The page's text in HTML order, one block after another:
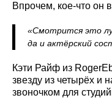
Впрочем, кое-что он
«Смотрится это
да и актёрский
Кэти Райф из
звезду из четырёх и
звоночком для